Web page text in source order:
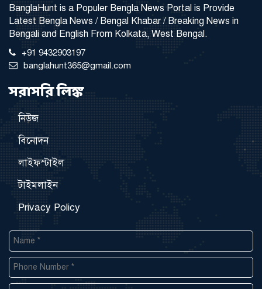
BanglaHunt is a Populer Bengla News Portal is Provide
Latest Bengla News / Bengal Khabar / Breaking News in
Bengali and English From Kolkata, West Bengal.
+91 9432903197
banglahunt365@gmail.com
সরাসরি লিঙ্ক
নিউজ
বিনোদন
লাইফস্টাইল
টাইমলাইন
Privacy Policy